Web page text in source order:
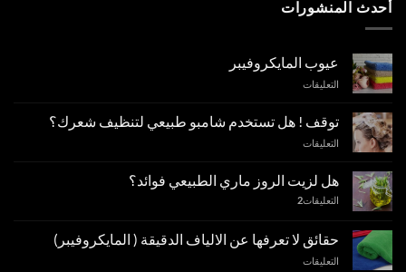
أحدث المنشورات
عيوب المايكروفيبر
التعليقاتعلى
المايكروفيبر
مغلقة
توقف ! هل تستخدم شامبو طبيعي لتنظيف شعرك؟
التعليقاتعلى
هل
تستخدم
طبيعي
لتنظيف
شعرك؟
هل لزيت الروز ماري الطبيعي فوائد؟
التعليقات2
حقائق لا تعرفها عن الالياف الدقيقة ( المايكروفيبر)
التعليقاتعلى